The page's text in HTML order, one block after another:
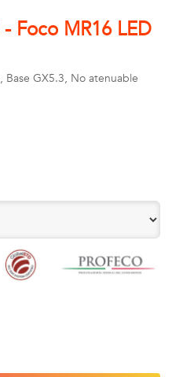
Foco MR16 LED
Base GX5.3, No atenuable